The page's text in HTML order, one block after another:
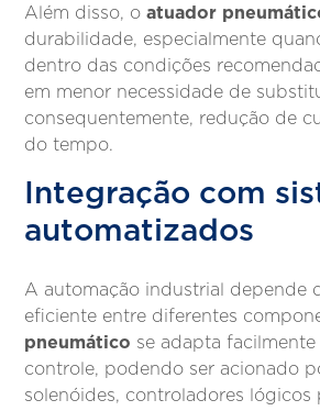
Além disso, oatuador
durabilidade, especialmente
dentro das condições
em menor necessidade de
consequentemente, redução de
do tempo.
Integração com
automatizados
A automação industrial depende
eficiente entre diferentes
pneumático se adapta facilmente
controle, podendo ser acionado
solenóides, controladores lógicos